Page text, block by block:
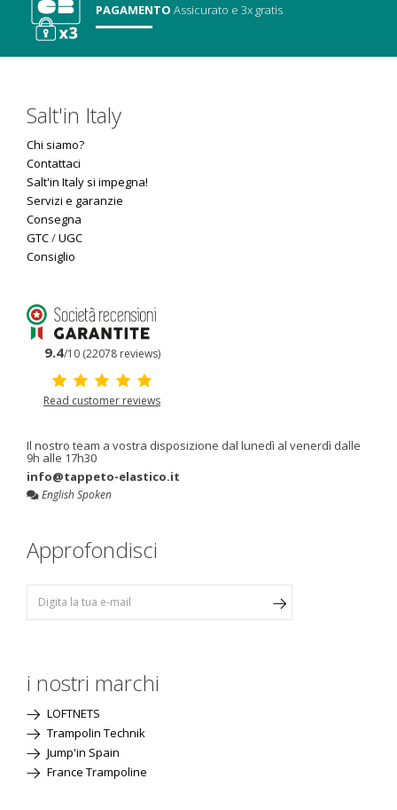
PAGAMENTO Assicurato e 3x gratis
Salt'in Italy
Chi siamo?
Contattaci
Salt'in Italy si impegna!
Servizi e garanzie
Consegna
GTC/UGC
Consiglio
9.4/10 (22078 reviews)
Read customer reviews
Il nostro team a vostra disposizione dal lunedì al venerdì dalle
9h alle 17h30
info@tappeto-elastico.it
English Spoken
Approfondisci
i nostri marchi
LOFTNETS
Trampolin Technik
Jump'in Spain
France Trampoline